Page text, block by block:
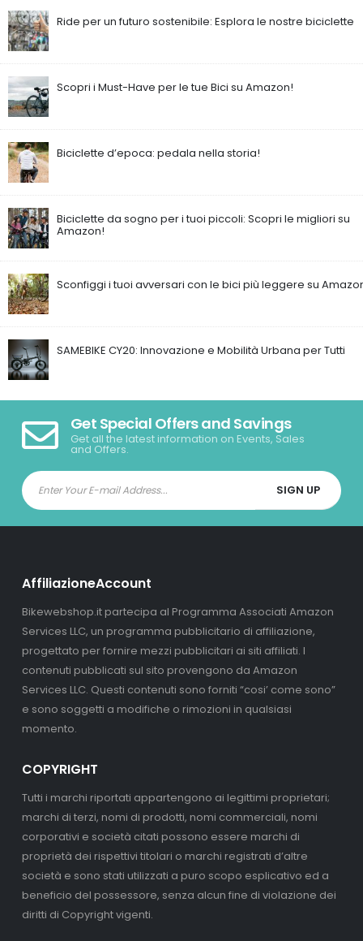
Ride per un futuro sostenibile: Esplora le nostre biciclette
Scopri i Must-Have per le tue Bici su Amazon!
Biciclette d’epoca: pedala nella storia!
Biciclette da sogno per i tuoi piccoli: Scopri le migliori su
Amazon!
Sconfiggi i tuoi avversari con le bici più leggere su
SAMEBIKE CY20: Innovazione e Mobilità Urbana per Tutti
Get Special Offers and Savings
Get all the latest information on Events, Sales
and Offers.
AffiliazioneAccount
Bikewebshop.it partecipa al Programma Associati Amazon
Services LLC, un programma pubblicitario di affiliazione,
progettato per fornire mezzi pubblicitari ai siti affiliati. I
contenuti pubblicati sul sito provengono da Amazon
Services LLC. Questi contenuti sono forniti “cosi’ come sono”
e sono soggetti a modifiche o rimozioni in qualsiasi
momento.
COPYRIGHT
Tutti i marchi riportati appartengono ai legittimi proprietari;
marchi di terzi, nomi di prodotti, nomi commerciali, nomi
corporativi e società citati possono essere marchi di
proprietà dei rispettivi titolari o marchi registrati d’altre
società e sono stati utilizzati a puro scopo esplicativo ed a
beneficio del possessore, senza alcun fine di violazione dei
diritti di Copyright vigenti.